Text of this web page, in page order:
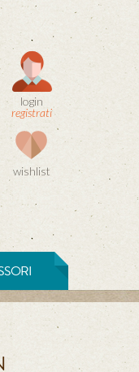
login
registrati
wishlist